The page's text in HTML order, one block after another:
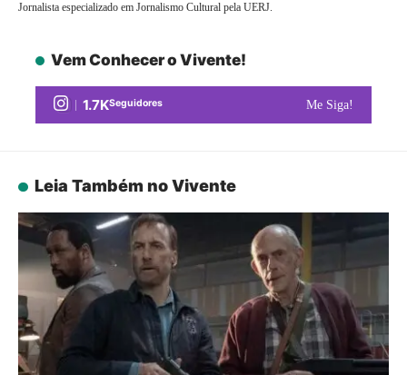
Jornalista especializado em Jornalismo Cultural pela UERJ.
Vem Conhecer o Vivente!
1.7KSeguidores Me Siga!
Leia Também no Vivente